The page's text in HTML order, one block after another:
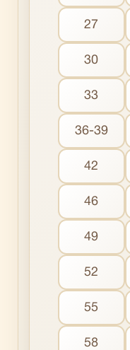
27
30
33
36-39
42
46
49
52
55
58